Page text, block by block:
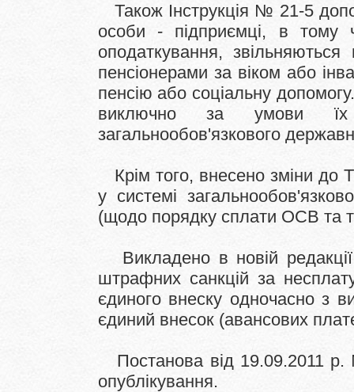
Також Інструкція № 21-5
особи - підприємці, в тому
оподаткування,
пенсіонерами за віком або
пенсію або соціальну
виключно за умови їх
загальнообов'язкового
Крім того, внесено зміни до
у системі
(щодо порядку сплати ОСВ та
Викладено в новій
штрафних санкцій за
єдиного внеску одночасно з
єдиний внесок (авансових
Постанова від 19.09.2011
опублікування.